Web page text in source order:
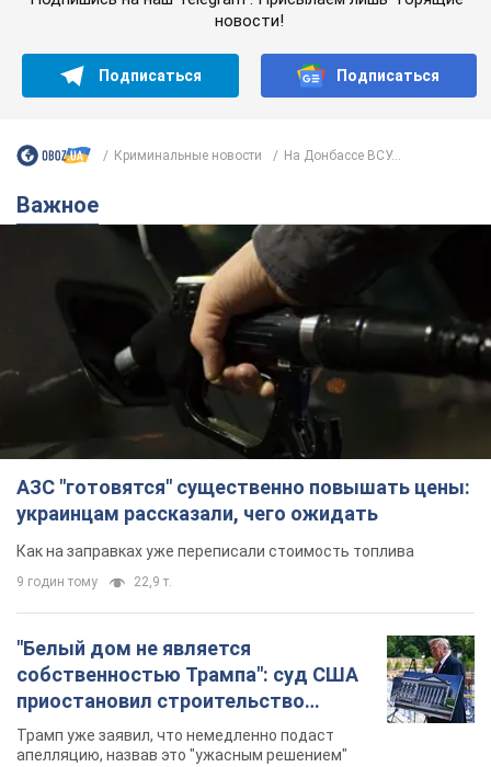
новости!
Подписаться Подписаться
Криминальные новости На Донбассе ВСУ...
Важное
АЗС "готовятся" существенно повышать цены:
украинцам рассказали, чего ожидать
Как на заправках уже переписали стоимость топлива
9 годин тому 22,9 т.
"Белый дом не является
собственностью Трампа": суд США
приостановил строительство
бального зала стоимостью 400 млн
долларов
Трамп уже заявил, что немедленно подаст
апелляцию, назвав это "ужасным решением"